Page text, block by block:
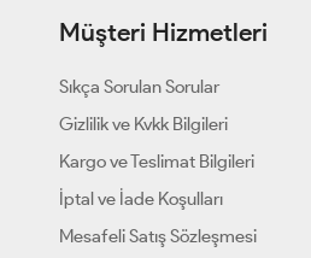
Müşteri Hizmetleri
Sıkça Sorulan Sorular
Gizlilik ve Kvkk Bilgileri
Kargo ve Teslimat Bilgileri
İptal ve İade Koşulları
Mesafeli Satış Sözleşmesi